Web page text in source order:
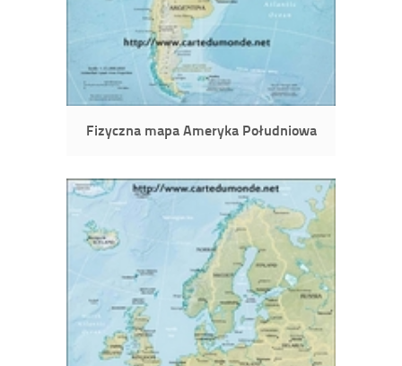
Fizyczna mapa Ameryka Południowa